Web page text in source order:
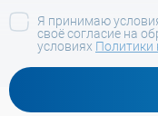
Я принимаю
своё согласие на
условиях Политики